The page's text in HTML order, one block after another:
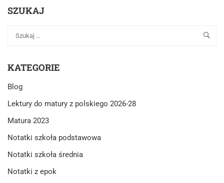
TESTY,
JĘZYKA
KILKA
WSTĘPU.
SZUKAJ
KATEGORIE
Blog
Lektury do matury z polskiego 2026-28
Matura 2023
Notatki szkoła podstawowa
Notatki szkoła średnia
Notatki z epok